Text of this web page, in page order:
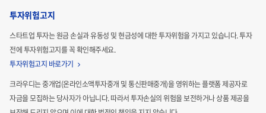
투자위험고지
스타트업 투자는 원금 손실과 유동성 및 현금성에 대한 투자위험을 가지고 있습니다.투자
전에 투자위험고지를 꼭 확인해주세요.
투자위험고지 바로가기
크라우디는 중개업(온라인소액투자중개 및 통신판매중개)을 영위하는 플랫폼 제공자로
자금을 모집하는당사자가 아닙니다. 따라서 투자손실의 위험을 보전하거나 상품 제공을